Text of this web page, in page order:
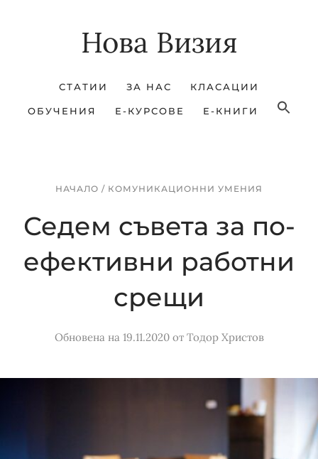
Нова Визия
СТАТИИ ЗА НАС КЛАСАЦИИ
ОБУЧЕНИЯ Е-КУРСОВЕ Е-КНИГИ
НАЧАЛО / КОМУНИКАЦИОННИ УМЕНИЯ
Седем съвета за по-
ефективни работни
срещи
Обновена на 19.11.2020от Тодор Христов